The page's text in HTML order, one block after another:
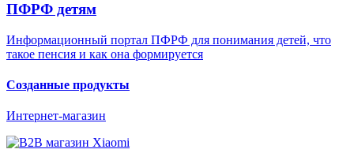
ПФРФ детям
Информационный портал ПФРФ для понимания детей, что
такое пенсия и как она формируется
Созданные продукты
Интернет-магазин